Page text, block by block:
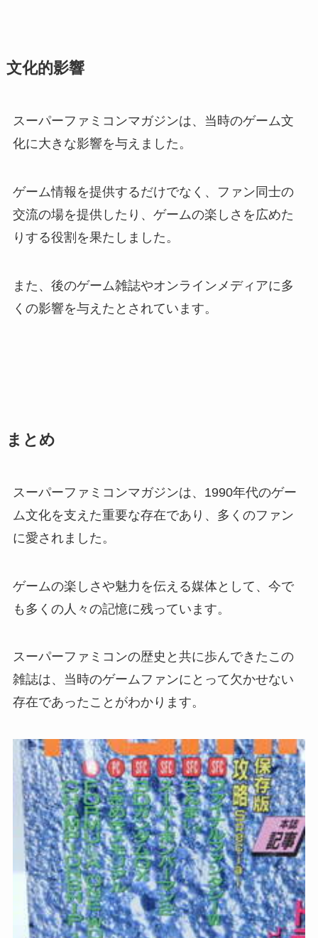
文化的影響
スーパーファミコンマガジンは、当時のゲーム文
化に大きな影響を与えました。
ゲーム情報を提供するだけでなく、ファン同士の
交流の場を提供したり、ゲームの楽しさを広めた
りする役割を果たしました。
また、後のゲーム雑誌やオンラインメディアに多
くの影響を与えたとされています。
まとめ
スーパーファミコンマガジンは、1990年代のゲー
ム文化を支えた重要な存在であり、多くのファン
に愛されました。
ゲームの楽しさや魅力を伝える媒体として、今で
も多くの人々の記憶に残っています。
スーパーファミコンの歴史と共に歩んできたこの
雑誌は、当時のゲームファンにとって欠かせない
存在であったことがわかります。